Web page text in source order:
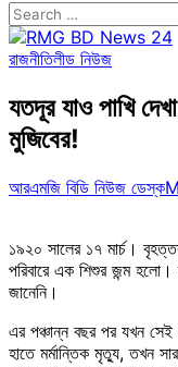
Search
for:
রাজনীতিলীড নিউজ
যতদূর যাও পাখি
মুজিবের!
আরএমজি বিডি নিউজ ডেস্ক
১৯২০ সালের ১৭ মার্চ।
পরিবারে এক শিশুর জন্ম হলো।
জানেনি।
এর পঞ্চান্ন বছর পর যখন
হাতে মর্মান্তিক মৃত্যু, তখন